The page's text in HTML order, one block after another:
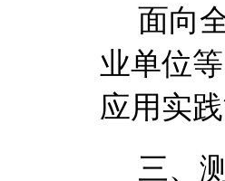
面向
业单位
应用实
三、